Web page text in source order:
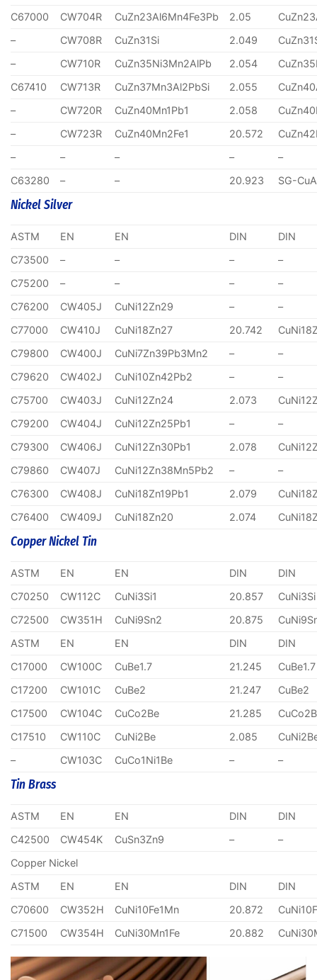
C67000 CW704R CuZn23Al6Mn4Fe3Pb 2.05
–
CW708R CuZn31Si 2.049
–
CW710R CuZn35Ni3Mn2AlPb 2.054
C67410
CW713R CuZn37Mn3Al2PbSi 2.055
–
CW720R CuZn40Mn1Pb1 2.058
–
CW723R CuZn40Mn2Fe1 20.572
–
– – –
–
C63280
– – 20.923 SG-
Nickel Silver
ASTM EN EN DIN
DIN
C73500
– – –
–
C75200
– – –
–
C76200
CW405J CuNi12Zn29 –
–
C77000
CW410J CuNi18Zn27 20.742
C79800
CW400J CuNi7Zn39Pb3Mn2 –
–
C79620
CW402J CuNi10Zn42Pb2 –
–
C75700
CW403J CuNi12Zn24 2.073
C79200
CW404J CuNi12Zn25Pb1 –
–
C79300
CW406J CuNi12Zn30Pb1 2.078
C79860
CW407J CuNi12Zn38Mn5Pb2 –
–
C76300
CW408J CuNi18Zn19Pb1 2.079
C76400
CW409J CuNi18Zn20 2.074
Copper Nickel Tin
ASTM EN EN DIN
DIN
C70250
CW112C CuNi3Si1 20.857
CuNi3Si
C72500
CW351H CuNi9Sn2 20.875
ASTM
EN EN DIN
DIN
C17000
CW100C CuBe1.7 21.245
CuBe1.7
C17200
CW101C CuBe2 21.247
CuBe2
C17500
CW104C CuCo2Be 21.285
C17510
CW110C CuNi2Be 2.085
–
CW103C CuCo1Ni1Be – –
Tin Brass
ASTM EN EN DIN
DIN
C42500
CW454K CuSn3Zn9 –
–
Copper Nickel
ASTM
EN EN DIN
DIN
C70600
CW352H CuNi10Fe1Mn 20.872
C71500
CW354H CuNi30Mn1Fe 20.882